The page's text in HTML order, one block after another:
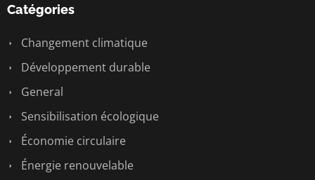
Catégories
Changement climatique
Développement durable
General
Sensibilisation écologique
Économie circulaire
Énergie renouvelable